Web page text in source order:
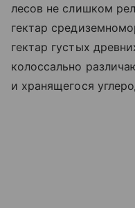
лесов не слишком
гектар
гектар густых
колоссально
и хранящегося